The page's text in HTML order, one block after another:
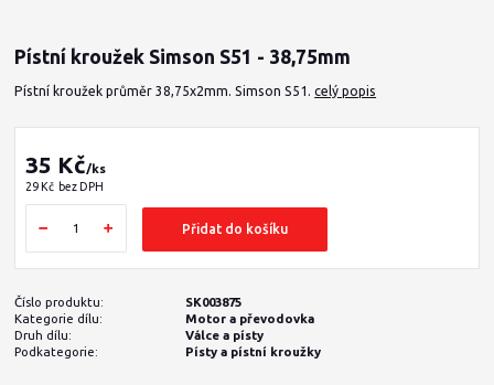
Pístní kroužek Simson S51 - 38,75mm
Pístní kroužek průměr 38,75x2mm. Simson S51.celý popis
35 Kč/ks
29 Kč bez DPH
Přidat do košíku
Číslo produktu:
SK003875
Kategorie dílu:
Motor a převodovka
Druh dílu:
Válce a písty
Podkategorie:
Písty a pístní kroužky